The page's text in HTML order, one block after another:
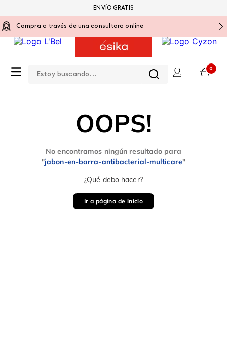
Compra a través de una consultora online
0
ENVÍO GRATIS
OOPS!
No encontramos ningún resultado para
"jabon-en-barra-antibacterial-multicare"
¿Qué debo hacer?
Ir a página de inicio